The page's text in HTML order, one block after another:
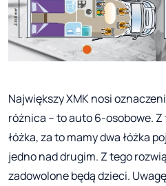
Największy XMK nosi
różnica – to auto 6-osobowe.
łóżka, za to mamy dwa łóżka
jedno nad drugim. Z tego
zadowolone będą dzieci.